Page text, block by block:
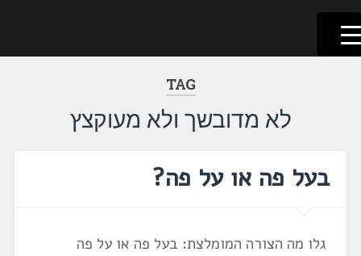
דלג
לתוכן
לשוניאדה
עברית. לשון. שפה
TAG
לא מדובשך ולא מעוקצץ
בעל פה או על פה?
גלו מה הצורה המומלצת: בעל פה או על פה